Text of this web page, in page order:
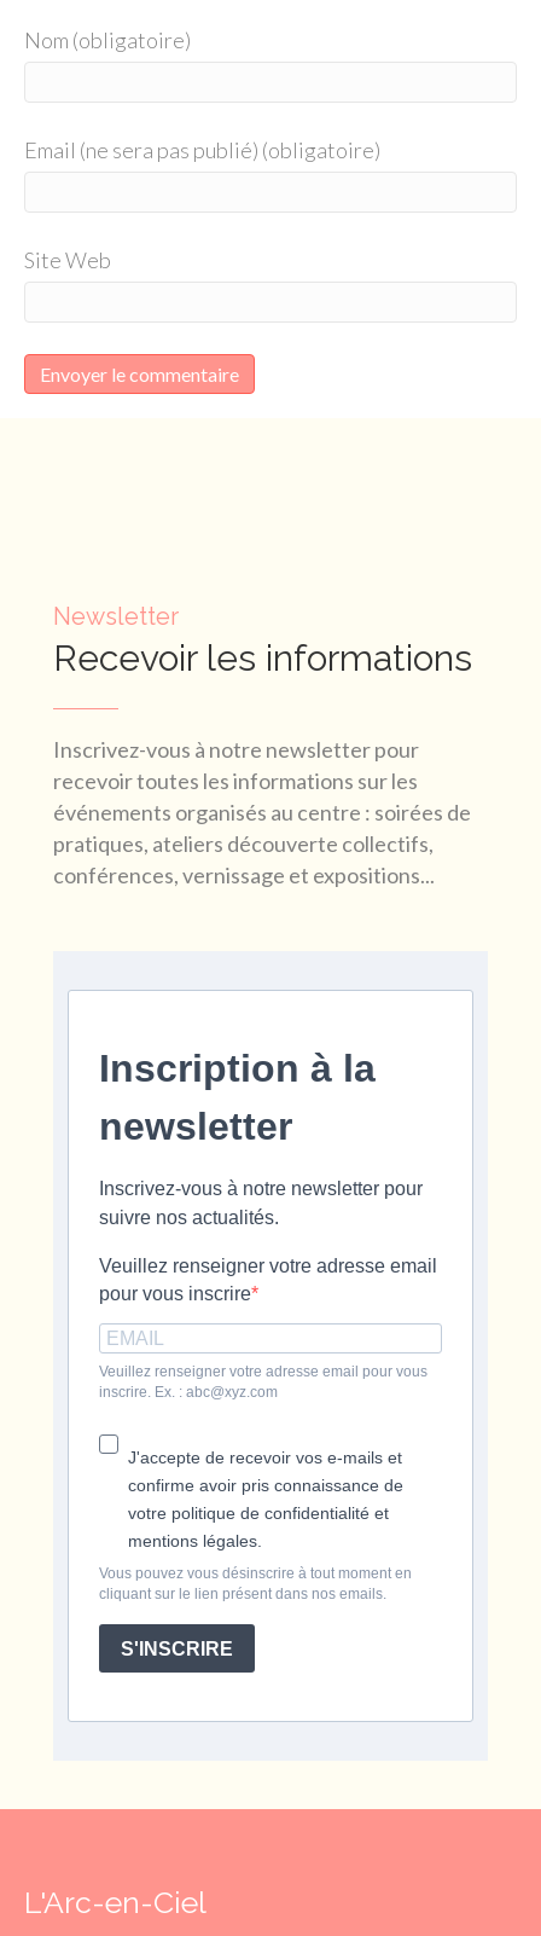
Nom (obligatoire)
Email (ne sera pas publié) (obligatoire)
Site Web
Newsletter
Recevoir les informations
Inscrivez-vous à notre newsletter pour
recevoir toutes les informations sur les
événements organisés au centre : soirées de
pratiques, ateliers découverte collectifs,
conférences, vernissage et expositions...
Inscription à la
newsletter
Inscrivez-vous à notre newsletter pour
suivre nos actualités.
Veuillez renseigner votre adresse email
pour vous inscrire
Veuillez renseigner votre adresse email pour vous
inscrire. Ex. : abc@xyz.com
J'accepte de recevoir vos e-mails et
confirme avoir pris connaissance de
votre politique de confidentialité et
mentions légales.
Vous pouvez vous désinscrire à tout moment en
cliquant sur le lien présent dans nos emails.
S'INSCRIRE
L'Arc-en-Ciel